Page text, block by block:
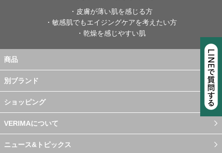
・皮膚が薄い肌を感じる方
・敏感肌でもエイジングケアを考えたい方
・乾燥を感じやすい肌
商品
別ブランド
ショッピング
VERIMAについて
ニュース&トピックス